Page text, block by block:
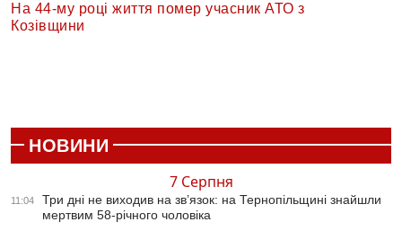
На 44-му році життя помер учасник АТО з
Козівщини
НОВИНИ
7 Серпня
11:04
Три дні не виходив на зв’язок: на Тернопільщині знайшли
мертвим 58-річного чоловіка